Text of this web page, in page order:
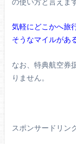
気軽にどこかへ旅
そうなマイルがあ
なお、特典航空券
りません。
スポンサードリン